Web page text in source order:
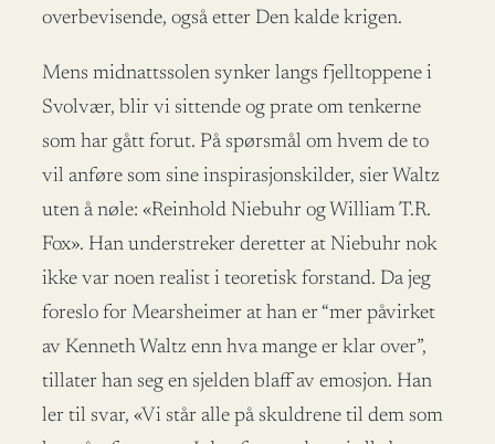
overbevisende, også etter Den kalde krigen.
Mens midnattssolen synker langs fjelltoppene i
Svolvær, blir vi sittende og prate om tenkerne
som har gått forut. På spørsmål om hvem de to
vil anføre som sine inspirasjonskilder, sier Waltz
uten å nøle: «Reinhold Niebuhr og William T.R.
Fox». Han understreker deretter at Niebuhr nok
ikke var noen realist i teoretisk forstand. Da jeg
foreslo for Mearsheimer at han er “mer påvirket
av Kenneth Waltz enn hva mange er klar over”,
tillater han seg en sjelden blaff av emosjon. Han
ler til svar, «Vi står alle på skuldrene til dem som